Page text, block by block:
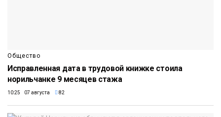
Общество
Исправленная дата в трудовой книжке стоила
норильчанке 9 месяцев стажа
10:25 07 августа 82